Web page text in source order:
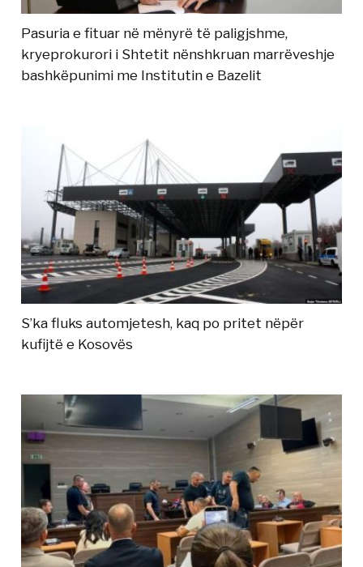
Pasuria e fituar në mënyrë të paligjshme,
kryeprokurori i Shtetit nënshkruan marrëveshje
bashkëpunimi me Institutin e Bazelit
S’ka fluks automjetesh, kaq po pritet nëpër
kufijtë e Kosovës